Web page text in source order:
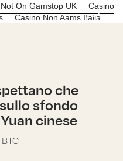
On Gamstop UK
Casino
Casino Non Aams Italia
C*R
che
sfondo
cinese
BTC